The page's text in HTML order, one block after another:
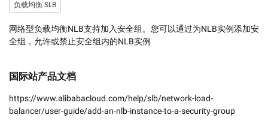
负载均衡 SLB
网络型负载均衡NLB支持加入安全组。您可以通过为NLB实例添加安
全组，允许或禁止安全组内的NLB实例
国际站产品文档
https://www.alibabacloud.com/help/slb/network-load-
balancer/user-guide/add-an-nlb-instance-to-a-security-group